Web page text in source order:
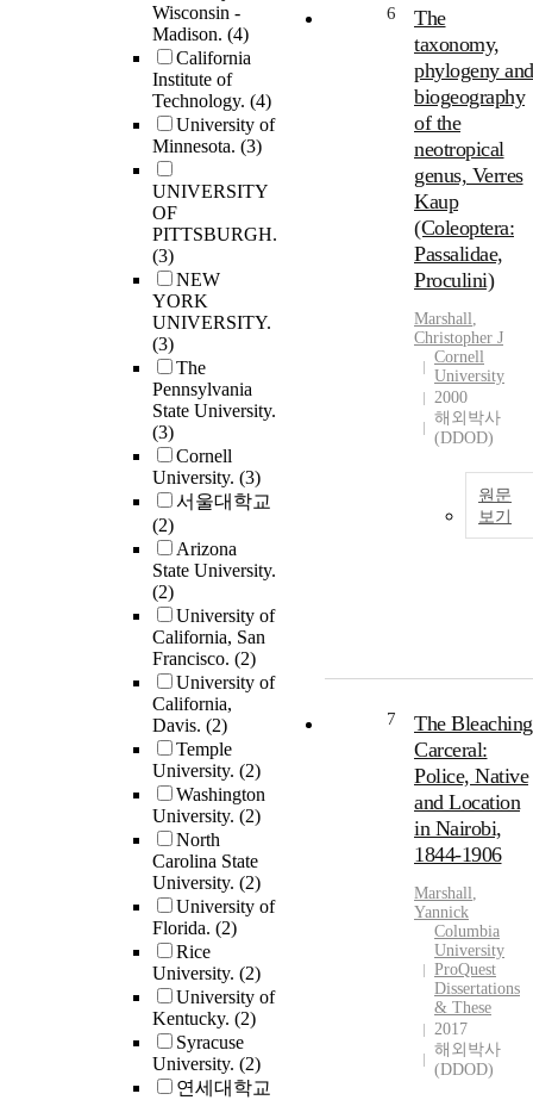
Wisconsin -
Madison. (4)
California
Institute of
Technology. (4)
University of
Minnesota. (3)
UNIVERSITY
OF
PITTSBURGH.
(3)
NEW
YORK
UNIVERSITY.
(3)
The
Pennsylvania
State University.
(3)
Cornell
University. (3)
서울대학교
(2)
Arizona
State University.
(2)
University of
California, San
Francisco. (2)
University of
California,
Davis. (2)
Temple
University. (2)
Washington
University. (2)
North
Carolina State
University. (2)
University of
Florida. (2)
Rice
University. (2)
University of
Kentucky. (2)
Syracuse
University. (2)
연세대학교
6
The
taxonomy,
phylogeny and
biogeography
of the
neotropical
genus, Verres
Kaup
(Coleoptera:
Passalidae,
Proculini)
Marshall,
Christopher J
Cornell
University
2000
해외박사
(DDOD)
원문
보기
7
The Bleaching
Carceral:
Police, Native
and Location
in Nairobi,
1844-1906
Marshall,
Yannick
Columbia
University
ProQuest
Dissertations
& These
2017
해외박사
(DDOD)